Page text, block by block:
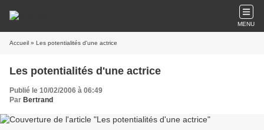
MENU
Accueil » Les potentialités d'une actrice
Les potentialités d'une actrice
Publié le 10/02/2006 à 06:49
Par Bertrand